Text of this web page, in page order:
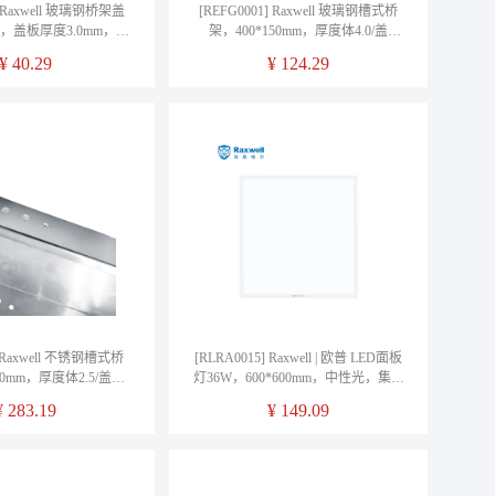
玻璃钢桥架盖
盖板厚度3.0mm，
米
40.29
[REFG0001] Raxwell 玻璃钢槽式桥
架，400*150mm，厚度体4.0/盖
REFG0001(默认3米/根)，售卖规格：1
¥ 124.29
不锈钢槽式桥
，厚度体2.5/盖
默认2米/根)
283.19
[RLRA0015] Raxwell | 欧普 LED面板
灯36W，600*600mm，中性光，集吊
¥ 149.09